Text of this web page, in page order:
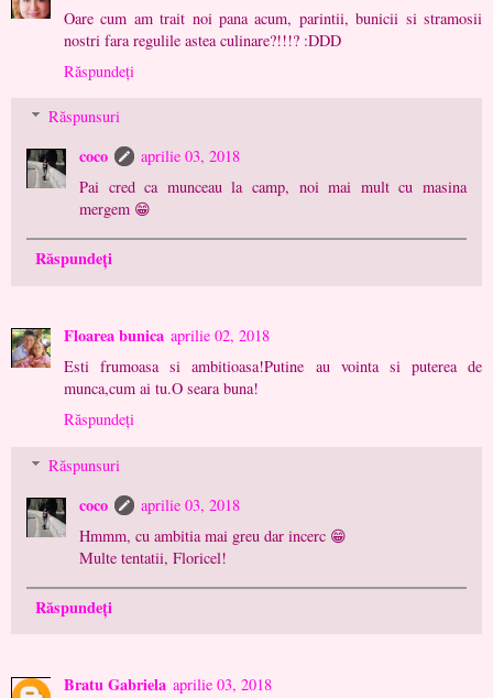
Oare cum am trait noi pana acum, parintii, bunicii si stramosii
nostri fara regulile astea culinare?!!!? :DDD
Răspundeți
Răspunsuri
coco
aprilie 03, 2018
Pai cred ca munceau la camp, noi mai mult cu masina
mergem 😁
Răspundeți
Floarea bunica aprilie 02, 2018
Esti frumoasa si ambitioasa!Putine au vointa si puterea de
munca,cum ai tu.O seara buna!
Răspundeți
Răspunsuri
coco
aprilie 03, 2018
Hmmm, cu ambitia mai greu dar incerc 😁
Multe tentatii, Floricel!
Răspundeți
Bratu Gabriela aprilie 03, 2018